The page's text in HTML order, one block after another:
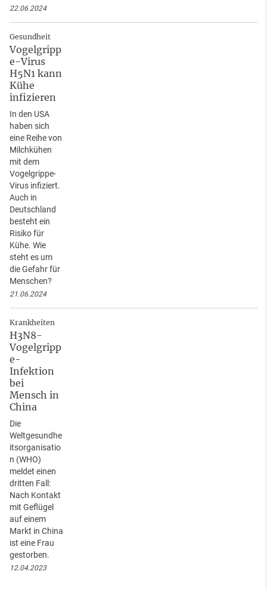
22.06.2024
Gesundheit
Vogelgripp
e-Virus
H5N1 kann
Kühe
infizieren
In den USA
haben sich
eine Reihe von
Milchkühen
mit dem
Vogelgrippe-
Virus infiziert.
Auch in
Deutschland
besteht ein
Risiko für
Kühe. Wie
steht es um
die Gefahr für
Menschen?
21.06.2024
Krankheiten
H3N8-
Vogelgripp
e-
Infektion
bei
Mensch in
China
Die
Weltgesundhe
itsorganisatio
n (WHO)
meldet einen
dritten Fall:
Nach Kontakt
mit Geflügel
auf einem
Markt in China
ist eine Frau
gestorben.
12.04.2023